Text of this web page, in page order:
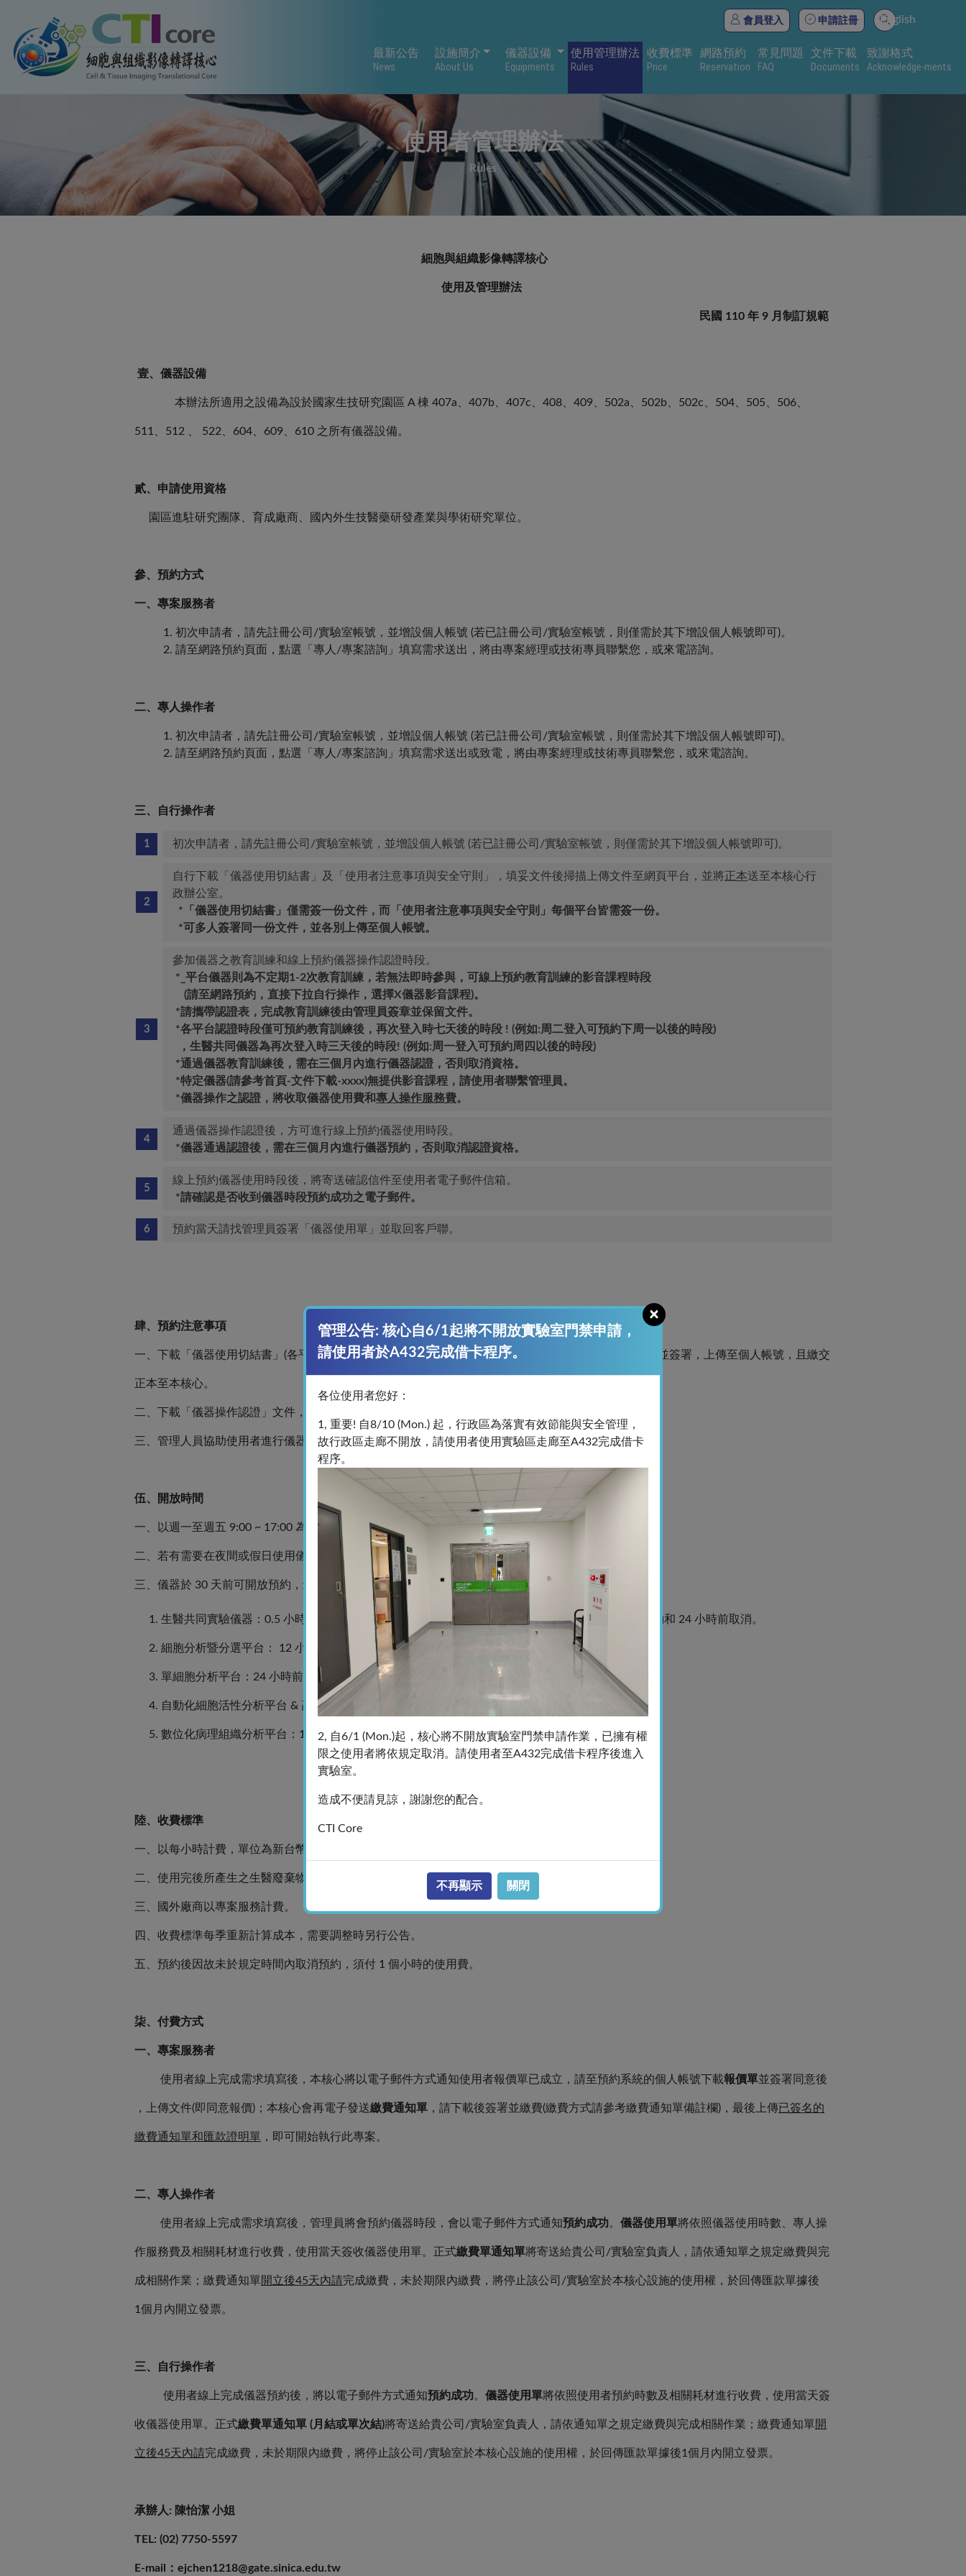
English
會員登入 申請註冊
最新公告
News
設施簡介
About Us
設施簡介儀器設備
Equipments
儀器設備
使用管理辦法
Rules
收費標準
Price
網路預約
Reservation
常見問題
FAQ
文件下載
Documents
致謝格式
Acknowledge-ments
使用者管理辦法
Rules
細胞與組織影像轉譯核心
使用及管理辦法
民國 110 年 9 月制訂規範
壹、儀器設備
本辦法所適用之設備為設於國家生技研究園區 A 棟 407a、407b、407c、408、409、502a、502b、502c、504、505、506、
511、512 、 522、604、609、610 之所有儀器設備。
貳、申請使用資格
園區進駐研究團隊、育成廠商、國內外生技醫藥研發產業與學術研究單位。
參、預約方式
一、專案服務者
1. 初次申請者，請先註冊公司/實驗室帳號，並增設個人帳號 (若已註冊公司/實驗室帳號，則僅需於其下增設個人帳號即可)。
2. 請至網路預約頁面，點選「專人/專案諮詢」填寫需求送出，將由專案經理或技術專員聯繫您，或來電諮詢。
二、專人操作者
1. 初次申請者，請先註冊公司/實驗室帳號，並增設個人帳號 (若已註冊公司/實驗室帳號，則僅需於其下增設個人帳號即可)。
2. 請至網路預約頁面，點選「專人/專案諮詢」填寫需求送出或致電，將由專案經理或技術專員聯繫您，或來電諮詢。
三、自行操作者
初次申請者，請先註冊公司/實驗室帳號，並增設個人帳號 (若已註冊公司/實驗室帳號，則僅需於其下增設個人帳號即可)。
自行下載「儀器使用切結書」及「使用者注意事項與安全守則」，填妥文件後掃描上傳文件至網頁平台，並將 正本送至本核心行
政辦公室。
*「儀器使用切結書」僅需簽一份文件，而「使用者注意事項與安全守則」每個平台皆需簽一份。
*可多人簽署同一份文件，並各別上傳至個人帳號。
參加儀器之教育訓練和線上預約儀器操作認證時段。
*_平台儀器則為不定期1-2次教育訓練，若無法即時參與，可線上預約教育訓練的影音課程時段
(請至網路預約，直接下拉自行操作，選擇X儀器影音課程)。
*請攜帶認證表，完成教育訓練後由管理員簽章並保留文件。
*各平台認證時段僅可預約教育訓練後，再次登入時七天後的時段 ! (例如:周二登入可預約下周一以後的時段)
， 生醫共同儀器為再次登入時三天後的時段! (例如:周一登入可預約周四以後的時段)
*通過儀器教育訓練後，需在三個月內進行儀器認證，否則取消資格。
*特定儀器(請參考首頁-文件下載-xxxx)無提供影音課程，請使用者聯繫管理員。
*儀器操作之認證，將收取儀器使用費和專人操作服務費。
通過儀器操作認證後，方可進行線上預約儀器使用時段。
*儀器通過認證後，需在三個月內進行儀器預約，否則取消認證資格。
線上預約儀器使用時段後，將寄送確認信件至使用者電子郵件信箱。
*請確認是否收到儀器時段預約成功之電子郵件。
預約當天請找管理員簽署「儀器使用單」並取回客戶聯。
肆、預約注意事項
一、下載「儀器使用切結書」 (各平台共用一份)及「使用者注意事項與安全守則」 文件並簽署，上傳至個人帳號，且繳交
正本至本核心。
二、下載「儀器操作認證」文件，在教育訓練當天繳交至本核心。
三、管理人員協助使用者進行儀器操作之認證，將收取儀器使用費和專人操作服務費。
伍、開放時間
一、以週一至週五 9:00 ~ 17:00 為原則。
二、若有需要在夜間或假日使用儀器者請洽管理人員。
三、儀器於 30 天前可開放預約， 最遲預約和取消時段 請參閱各平台「使用者注意事項與安全守則」
1. 生醫共同實驗儀器：0.5 小時前預約和 24 小時前取消。*高速離心機&超高速離心機：16 小時前預約和 24 小時前取消。
2. 細胞分析暨分選平台： 12 小時前預約和取消。
3. 單細胞分析平台：24 小時前預約和取消。
4. 自動化細胞活性分析平台 & 高階多維度影像分析平台：24 小時前預約和取消。
5. 數位化病理組織分析平台：12 小時前預約和 24 小時前取消。
陸、收費標準
一、以每小時計費，單位為新台幣，若未滿 1 小時以 1 小時計費。
二、使用完後所產生之生醫廢棄物(包括廢液、有機溶劑、蠟塊等)需收費回收，以每公斤 63元計費。
三、國外廠商以專案服務計費。
四、收費標準每季重新計算成本，需要調整時另行公告。
五、預約後因故未於規定時間內取消預約，須付 1 個小時的使用費。
柒、付費方式
一、專案服務者
使用者線上完成需求填寫後， 本核心將以電子郵件方式通知使用者報價單已成立，請至預約系統的個人帳號下載報價單並簽署同意後
，上傳文件(即同意報價)；本核心會再電子發送繳費通知單 ，請下載後簽署並繳費(繳費方式請參考繳費通知單備註欄)，最後上傳已簽名的
繳費通知單和匯款證明單 ，即可開始執行此專案。
二、專人操作者
使用者線上完成需求填寫後，管理員將會預約儀器時段，會以電子郵件方式通知預約成功。 儀器使用單將依照儀器使用時數、專人操
作服務費及相關耗材進行收費，使用當天簽收儀器使用單。正式繳費單通知單將寄送給貴公司/實驗室負責人，請依通知單之規定繳費與完
成相關作業；繳費通知單開立後45天內請完成繳費，未於期限內繳費，將停止該公司/實驗室於本核心設施的使用權，於回傳匯款單據後
1個月內開立發票。
三、自行操作者
使用者線上完成儀器預約後，將以電子郵件方式通知預約成功。 儀器使用單將依照使用者預約時數及相關耗材進行收費，使用當天簽
收儀器使用單。正式繳費單通知單 (月結或單次結)將寄送給貴公司/實驗室負責人，請依通知單之規定繳費與完成相關作業；繳費通知單開
立後45天內請完成繳費，未於期限內繳費，將停止該公司/實驗室於本核心設施的使用權，於回傳匯款單據後1個月內開立發票。
承辦人: 陳怡潔 小姐
TEL: (02) 7750-5597
E-mail：ejchen1218@gate.sinica.edu.tw
管理公告: 核心自6/1起將不開放實驗室門禁申請，
請使用者於A432完成借卡程序。
×
各位使用者您好：
1, 重要! 自8/10 (Mon.) 起，行政區為落實有效節能與安全管理，
故行政區走廊不開放，請使用者使用實驗區走廊至A432完成借卡
程序。
2, 自6/1 (Mon.)起，核心將不開放實驗室門禁申請作業，已擁有權
限之使用者將依規定取消。請使用者至A432完成借卡程序後進入
實驗室。
造成不便請見諒，謝謝您的配合。
CTI Core
不再顯示 關閉